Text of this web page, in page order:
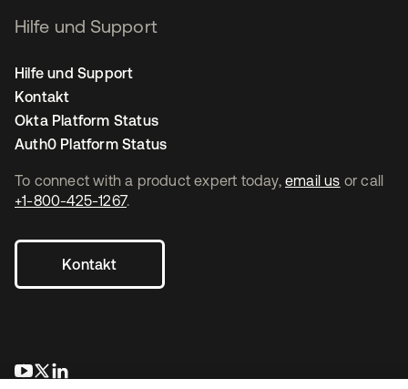
To connect with a product expert today, email us or call
+1-800-425-1267.
Kontakt
wird in einer neuen Registerkarte geöffnet
wird in einer neuen Registerkarte geöffnet
Hilfe und Support
Hilfe und Support
Kontakt
Okta Platform Status
Auth0 Platform Status